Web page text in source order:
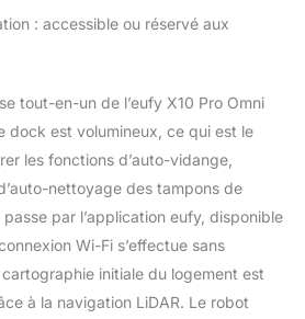
jusqu'à 2 000 m²
aspirateur auto-lavant.
Avec une prévention
avancée des obstacles,
le X10 Pro Omni
plus de 100 objets, des
fils aux jouets,
assurant un nettoyage
fluide de jour comme
: accessible ou réservé aux
tout-en-un de l’eufy X10 Pro Omni
dock est volumineux, ce qui est le
les fonctions d’auto-vidange,
nettoyage des tampons de
passe par l’application eufy, disponible
Wi-Fi s’effectue sans
initiale du logement est
à la navigation LiDAR. Le robot